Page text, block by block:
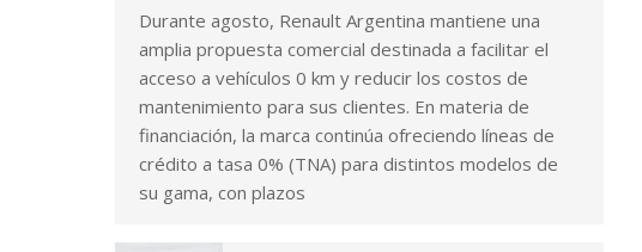
Durante agosto, Renault Argentina mantiene una
amplia propuesta comercial destinada a facilitar el
acceso a vehículos 0 km y reducir los costos de
mantenimiento para sus clientes. En materia de
financiación, la marca continúa ofreciendo líneas de
crédito a tasa 0% (TNA) para distintos modelos de
su gama, con plazos